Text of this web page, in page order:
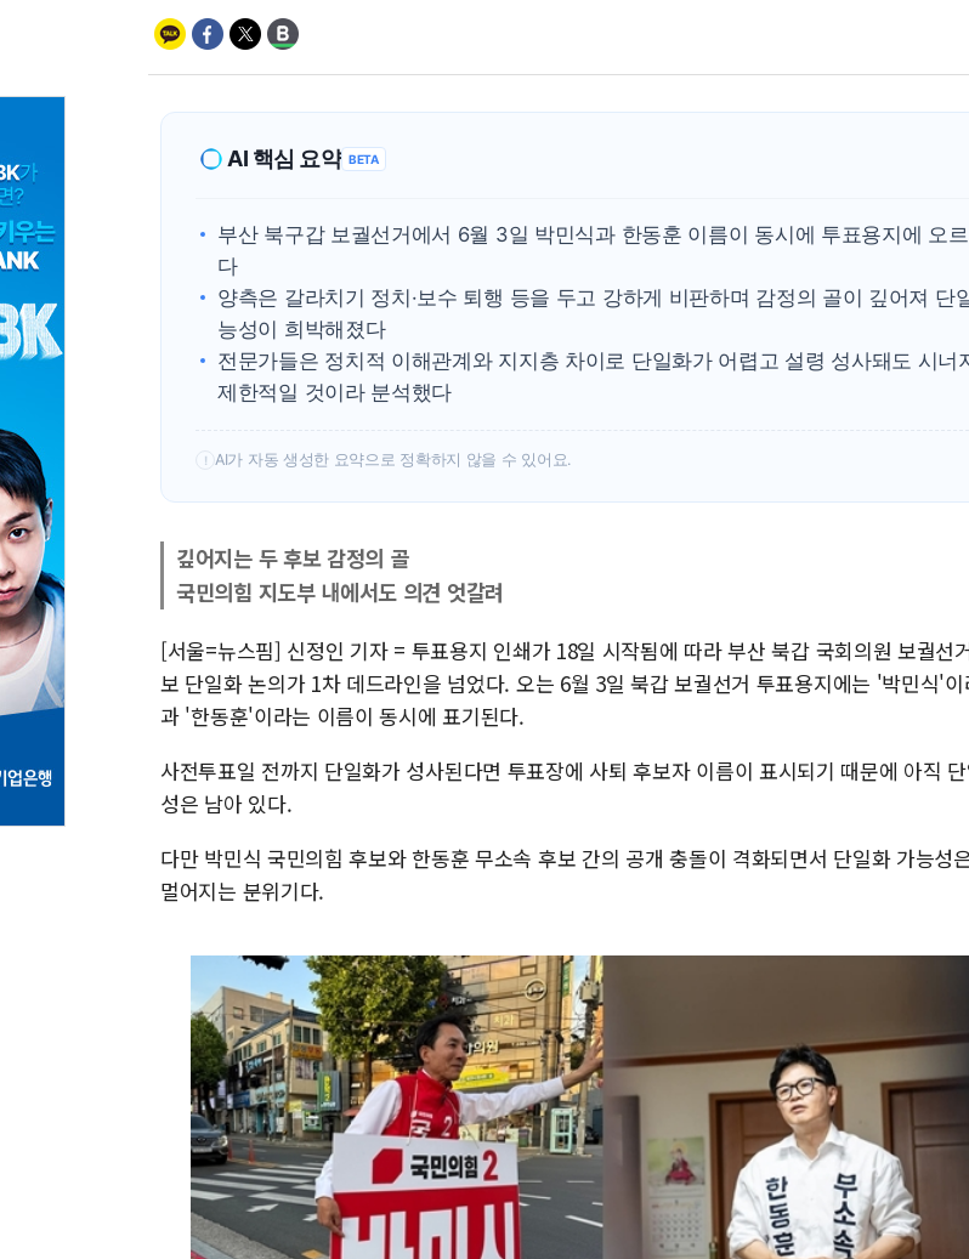
[속보] 민
[속보] 민
최태원,
인천시
병무청, 보
홈플러스
윤준병·이
'호우·산
AI 핵심 요약 BETA
부산 북구갑 보궐선거에서 6월 3일 박민식과 한동훈 이름이 동시에 투표용지에 오
다
양측은 갈라치기 정치·보수 퇴행 등을 두고 강하게 비판하며 감정의 골이 깊어져 단
능성이 희박해졌다
전문가들은 정치적 이해관계와 지지층 차이로 단일화가 어렵고 설령 성사돼도 시너
제한적일 것이라 분석했다
! AI가 자동 생성한 요약으로 정확하지 않을 수 있어요.
깊어지는 두 후보 감정의 골
국민의힘 지도부 내에서도 의견 엇갈려
[서울=뉴스핌] 신정인 기자 = 투표용지 인쇄가 18일 시작됨에 따라 부산 북갑 국회의원 보궐선
보 단일화 논의가 1차 데드라인을 넘었다. 오는 6월 3일 북갑 보궐선거 투표용지에는 '박민식'
과 '한동훈'이라는 이름이 동시에 표기된다.
사전투표일 전까지 단일화가 성사된다면 투표장에 사퇴 후보자 이름이 표시되기 때문에 아직
성은 남아 있다.
다만 박민식 국민의힘 후보와 한동훈 무소속 후보 간의 공개 충돌이 격화되면서 단일화 가능성
멀어지는 분위기다.